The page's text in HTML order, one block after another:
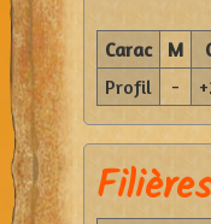
Carac M
Profil
-